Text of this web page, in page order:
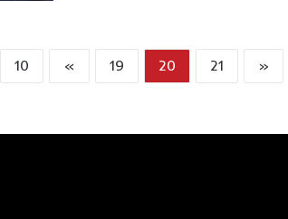
10 « 19 20 21 »